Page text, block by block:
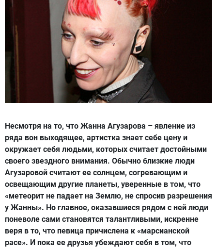
Несмотря на то, что Жанна Агузарова – явление из
ряда вон выходящее, артистка знает себе цену и
окружает себя людьми, которых считает достойными
своего звездного внимания. Обычно близкие люди
Агузаровой считают ее солнцем, согревающим и
освещающим другие планеты, уверенные в том, что
«метеорит не падает на Землю, не спросив разрешения
у Жанны». Но главное, оказавшиеся рядом с ней люди
поневоле сами становятся талантливыми, искренне
веря в то, что певица причислена к «марсианской
расе». И пока ее друзья убеждают себя в том, что